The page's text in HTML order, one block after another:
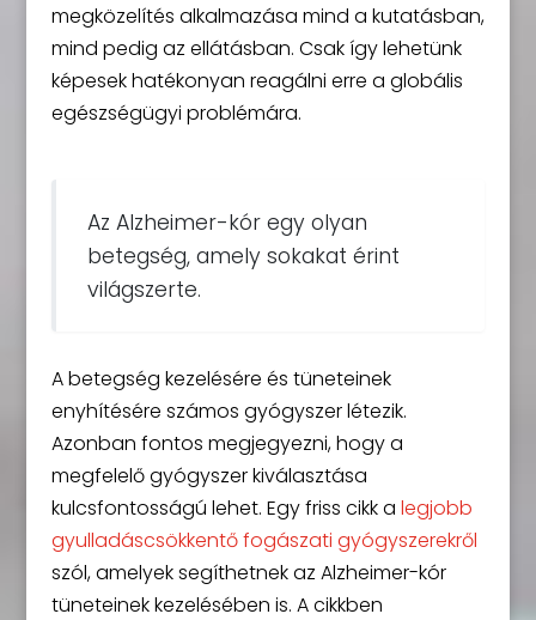
megközelítés alkalmazása mind a kutatásban,
mind pedig az ellátásban. Csak így lehetünk
képesek hatékonyan reagálni erre a globális
egészségügyi problémára.
Az Alzheimer-kór egy olyan
betegség, amely sokakat érint
világszerte.
A betegség kezelésére és tüneteinek
enyhítésére számos gyógyszer létezik.
Azonban fontos megjegyezni, hogy a
megfelelő gyógyszer kiválasztása
kulcsfontosságú lehet. Egy friss cikk a legjobb
gyulladáscsökkentő fogászati gyógyszerekről
szól, amelyek segíthetnek az Alzheimer-kór
tüneteinek kezelésében is. A cikkben